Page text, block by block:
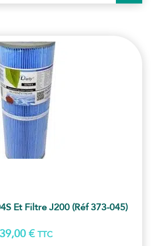
Et Filtre J200 (Réf 373-045)
39,00 € TTC